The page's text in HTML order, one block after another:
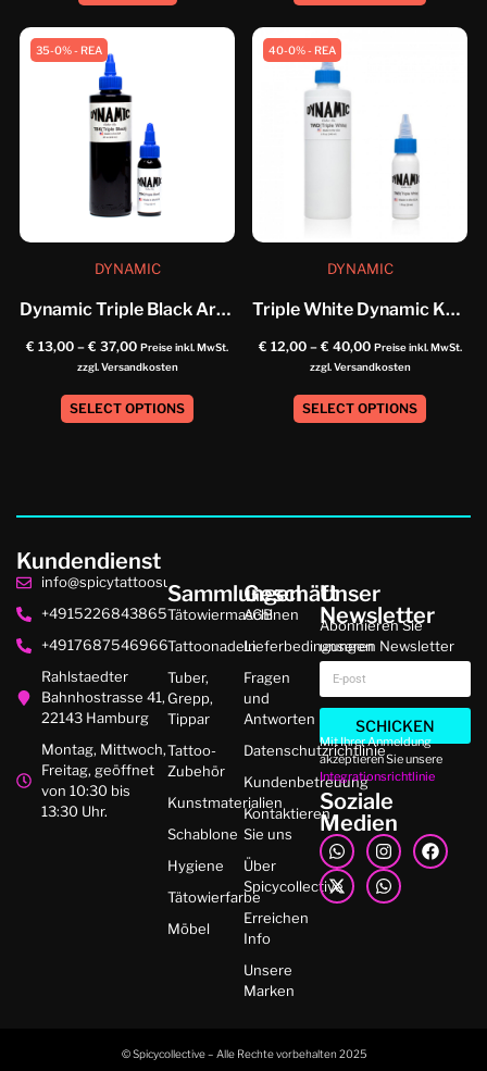
35-0% - REA
DYNAMIC
Dynamic Triple Black Artistic_Paint
€ 13,00 – € 37,00 Preise inkl. MwSt.
zzgl. Versandkosten
SELECT OPTIONS
40-0% - REA
DYNAMIC
Triple White Dynamic Künstlerfarbe
€ 12,00 – € 40,00 Preise inkl. MwSt.
zzgl. Versandkosten
SELECT OPTIONS
Kundendienst
info@spicytattoosupplies.de
+4915226843865
+4917687546966
Rahlstaedter
Bahnhostrasse 41,
22143 Hamburg
Montag, Mittwoch,
Freitag, geöffnet
von 10:30 bis
13:30 Uhr.
Sammlungen
Tätowiermaschinen
Tattoonadeln
Tuber,
Grepp,
Tippar
Tattoo-
Zubehör
Kunstmaterialien
Schablone
Hygiene
Tätowierfarbe
Möbel
Geschäft
AGB
Lieferbedingungen
Fragen
und
Antworten
Datenschutzrichtlinie
Kundenbetreuung
Kontaktieren
Sie uns
Über
Spicycollective
Erreichen
Info
Unsere
Marken
Unser
Newsletter
Abonnieren Sie
unseren Newsletter
SCHICKEN
Mit Ihrer Anmeldung
akzeptieren Sie unsere
Integrationsrichtlinie
Soziale
Medien
© Spicycollective – Alle Rechte vorbehalten 2025